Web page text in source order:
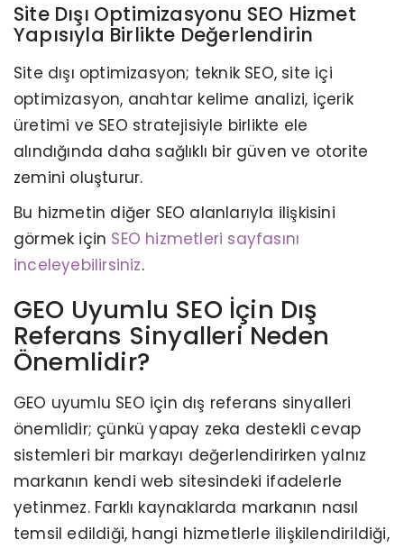
Site Dışı Optimizasyonu SEO Hizmet
Yapısıyla Birlikte Değerlendirin
Site dışı optimizasyon; teknik SEO, site içi
optimizasyon, anahtar kelime analizi, içerik
üretimi ve SEO stratejisiyle birlikte ele
alındığında daha sağlıklı bir güven ve otorite
zemini oluşturur.
Bu hizmetin diğer SEO alanlarıyla ilişkisini
görmek için SEO hizmetleri sayfasını
inceleyebilirsiniz.
GEO Uyumlu SEO İçin Dış
Referans Sinyalleri Neden
Önemlidir?
GEO uyumlu SEO için dış referans sinyalleri
önemlidir; çünkü yapay zeka destekli cevap
sistemleri bir markayı değerlendirirken yalnız
markanın kendi web sitesindeki ifadelerle
yetinmez. Farklı kaynaklarda markanın nasıl
temsil edildiği, hangi hizmetlerle ilişkilendirildiği,